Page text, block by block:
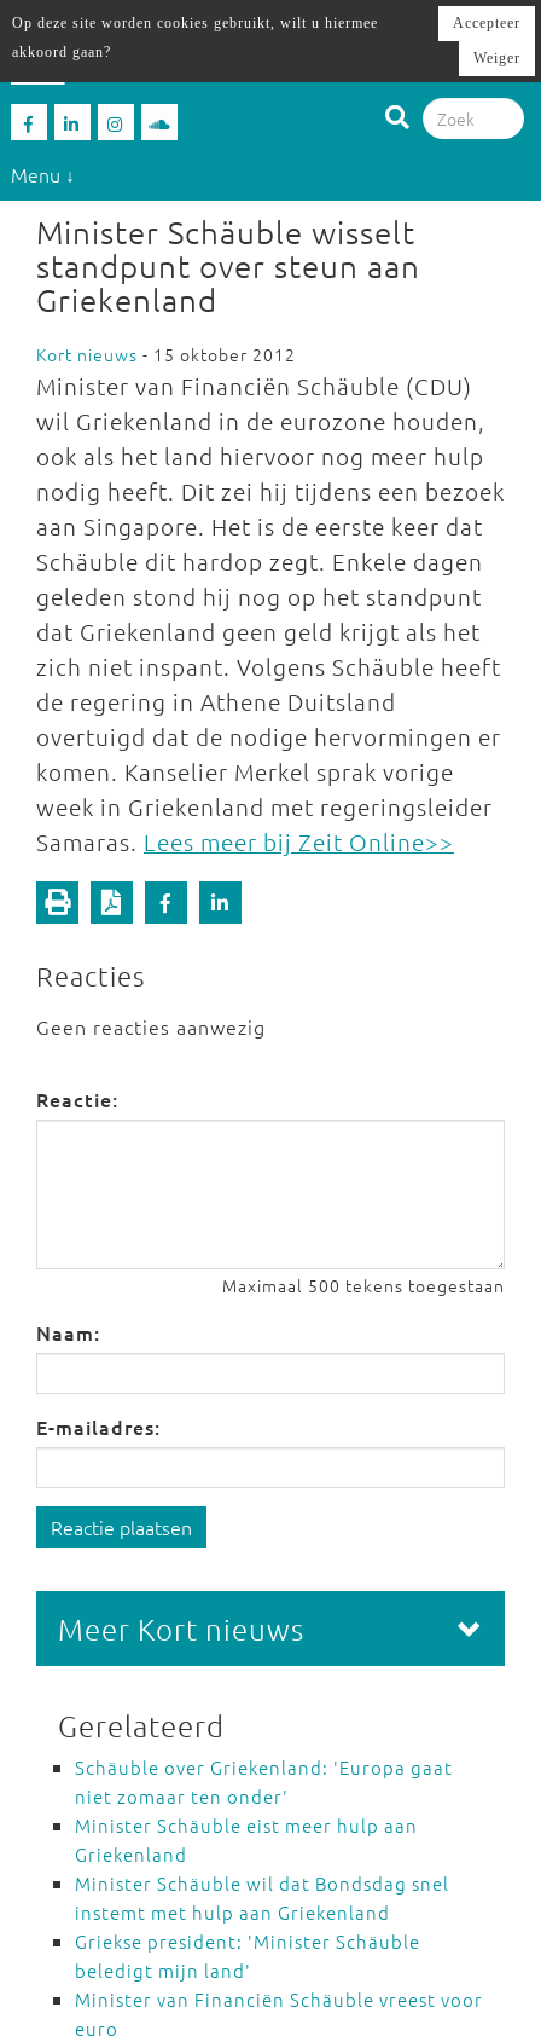
Menu ↓
Minister Schäuble wisselt
standpunt over steun aan
Griekenland
Kort nieuws - 15 oktober 2012
Minister van Financiën Schäuble (CDU)
wil Griekenland in de eurozone houden,
ook als het land hiervoor nog meer hulp
nodig heeft. Dit zei hij tijdens een bezoek
aan Singapore. Het is de eerste keer dat
Schäuble dit hardop zegt. Enkele dagen
geleden stond hij nog op het standpunt
dat Griekenland geen geld krijgt als het
zich niet inspant. Volgens Schäuble heeft
de regering in Athene Duitsland
overtuigd dat de nodige hervormingen er
komen. Kanselier Merkel sprak vorige
week in Griekenland met regeringsleider
Samaras. Lees meer bij Zeit Online>>
Reacties
Geen reacties aanwezig
Reactie:
Maximaal 500 tekens toegestaan
Naam:
E-mailadres:
Reactie plaatsen
Meer Kort nieuws
Gerelateerd
Schäuble over Griekenland: 'Europa gaat
niet zomaar ten onder'
Minister Schäuble eist meer hulp aan
Griekenland
Minister Schäuble wil dat Bondsdag snel
instemt met hulp aan Griekenland
Griekse president: 'Minister Schäuble
beledigt mijn land'
Minister van Financiën Schäuble vreest voor
euro
Op deze site worden cookies gebruikt, wilt u hiermee
akkoord gaan?
Accepteer
Weiger